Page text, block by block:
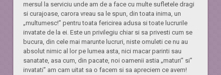
mersul la serviciu unde am de a face cu multe sufletele dragi
si curajoase, carora vreau sa le spun, din toata inima, un
„multumesc!” pentru toata fericirea adusa si toate lucrurile
invatate de la ei. Este un privilegiu chiar si sa privesti cum se
bucura, din cele mai marunte lucruri, niste omuleti ce nu au
absolut nimic al lor pe lumea asta, nici macar parinti sau
sanatate, asa cum, din pacate, noi oamenii astia „maturi” si”
invatati” am cam uitat sa o facem si sa apreciem ce avem!